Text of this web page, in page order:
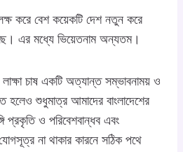
লক্ষ করে বেশ কয়েকটি দেশ নতুন করে
এর মধ্যে ভিয়েতনাম অন্যতম।
লাক্ষা চাষ একটি অত্যান্ত সম্ভাবনাময় ও
হলেও শুধুমাত্র আমাদের বাংলাদেশের
প্রকৃতি ও পরিবেশবান্ধব এবং
না থাকার কারনে সঠিক পথে